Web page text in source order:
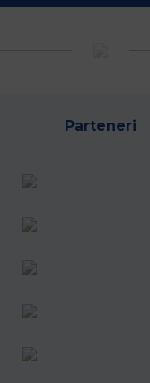
Parteneri